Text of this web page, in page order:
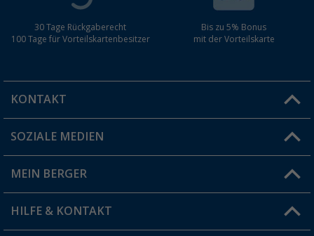
30 Tage Rückgaberecht
100 Tage für Vorteilskartenbesitzer
Bis zu 5% Bonus
mit der Vorteilskarte
KONTAKT
Du hast eine Frage?
Filiale finden
SOZIALE MEDIEN
MEIN BERGER
Vorteilskarte
HILFE & KONTAKT